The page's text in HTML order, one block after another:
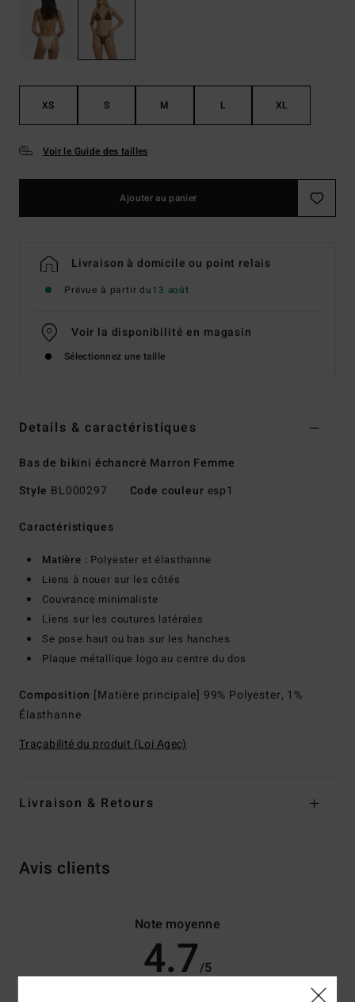
XS S M L XL
Voir le Guide des tailles
Ajouter au panier
Livraison à domicile ou point relais
Prévue à partir du13 août
Voir la disponibilité en magasin
Sélectionnez une taille
Details & caractéristiques
Bas de bikini échancré Marron Femme
Style BL000297 Code couleur esp1
Caractéristiques
Matière : Polyester et élasthanne
Liens à nouer sur les côtés
Couvrance minimaliste
Liens sur les coutures latérales
Se pose haut ou bas sur les hanches
Plaque métallique logo au centre du dos
Composition [Matière principale] 99% Polyester, 1%
Élasthanne
Traçabilité du produit (Loi Agec)
Livraison & Retours
Avis clients
Note moyenne
4.7/5